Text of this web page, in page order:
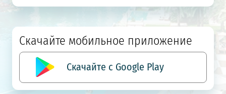
Скачайте мобильное приложение
Скачайте с Google Play